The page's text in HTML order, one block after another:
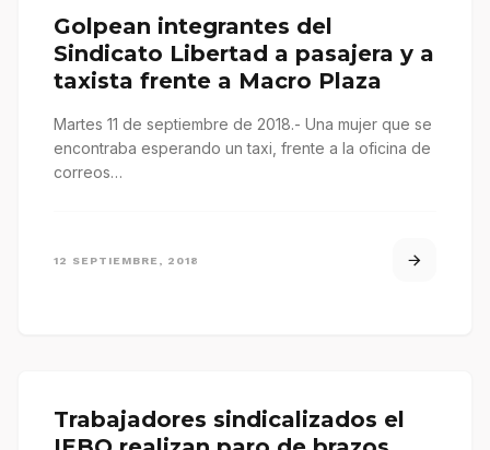
Golpean integrantes del
Sindicato Libertad a pasajera y a
taxista frente a Macro Plaza
Martes 11 de septiembre de 2018.- Una mujer que se
encontraba esperando un taxi, frente a la oficina de
correos…
12 SEPTIEMBRE, 2018
Trabajadores sindicalizados el